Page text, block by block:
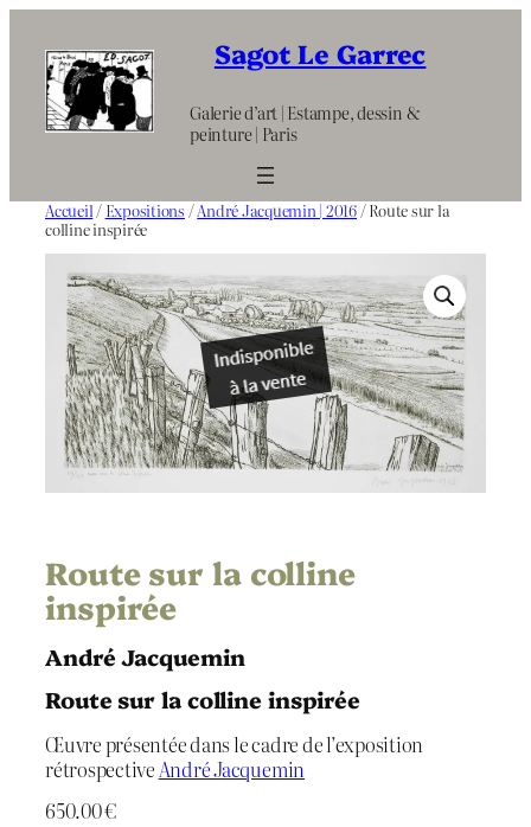
contenu
Sagot Le Garrec
Galerie d’art | Estampe, dessin &
peinture | Paris
Accueil / Expositions /André Jacquemin | 2016 / Route sur la
colline inspirée
Route sur la colline
inspirée
André Jacquemin
Route sur la colline inspirée
Œuvre présentée dans le cadre de l’exposition
rétrospective André Jacquemin
650.00€